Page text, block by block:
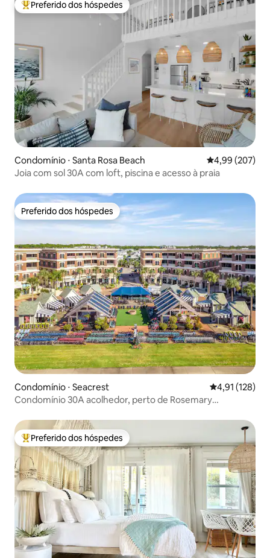
Entre os melhores preferidos dos hóspedes
Preferido dos hóspedes
Condomínio ⋅ Santa Rosa Beach 4,99 de uma
4,99 (207)
Joia com sol 30A com loft, piscina e acesso à praia
Preferido dos hóspedes
Preferido dos hóspedes
Condomínio ⋅ Seacrest 4,91 de uma
4,91 (128)
Condomínio 30A acolhedor, perto de Rosemary
Entre os melhores preferidos dos hóspedes
Preferido dos hóspedes